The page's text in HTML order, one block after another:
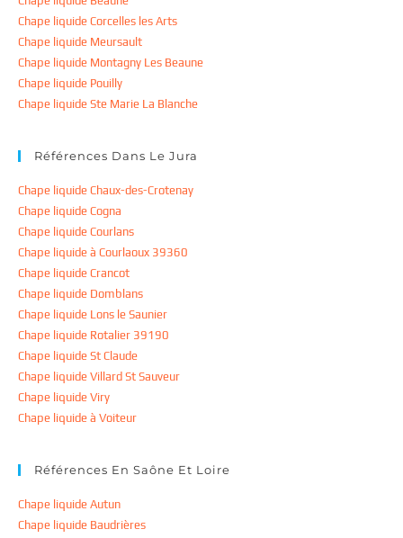
Chape liquide Corcelles les Arts
Chape liquide Meursault
Chape liquide Montagny Les Beaune
Chape liquide Pouilly
Chape liquide Ste Marie La Blanche
Références Dans Le Jura
Chape liquide Chaux-des-Crotenay
Chape liquide Cogna
Chape liquide Courlans
Chape liquide à Courlaoux 39360
Chape liquide Crancot
Chape liquide Domblans
Chape liquide Lons le Saunier
Chape liquide Rotalier 39190
Chape liquide St Claude
Chape liquide Villard St Sauveur
Chape liquide Viry
Chape liquide à Voiteur
Références En Saône Et Loire
Chape liquide Autun
Chape liquide Baudrières